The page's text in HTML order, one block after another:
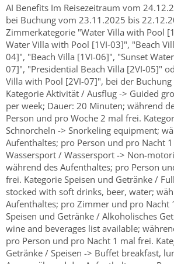
AI Benefits Im Reisezeitraum vom
bei Buchung vom 23.11.2025 bis
Zimmerkategorie "Water Villa with Pool
Water Villa with Pool [1VI-03]", "Beach
04]", "Beach Villa [1VI-06]", "Sunset
07]", "Presidential Beach Villa [2VI-05]"
Villa with Pool [2VI-07]", bei der
Kategorie Aktivität / Ausflug -> Guided
per week; Dauer: 20 Minuten; während
Person und pro Woche 2 mal frei.
Schnorcheln -> Snorkeling equipment;
Aufenthaltes; pro Person und pro Nacht
Wassersport / Wassersport -> Non-
während des Aufenthaltes; pro Person
frei. Kategorie Speisen und Getränke /
stocked with soft drinks, beer, water;
Aufenthaltes; pro Zimmer und pro Nacht
Speisen und Getränke / Alkoholisches
wine and beverages list available;
pro Person und pro Nacht 1 mal frei.
Getränke / Speisen -> Buffet breakfast,